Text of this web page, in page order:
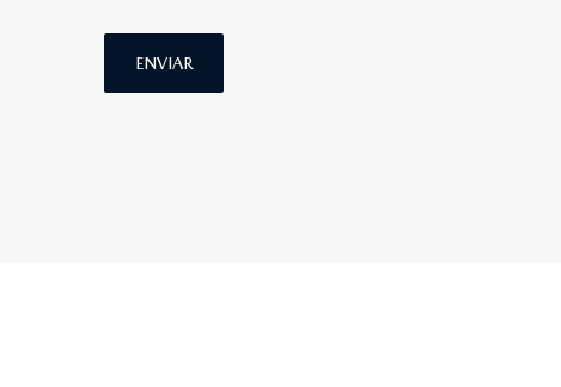
ENVIAR